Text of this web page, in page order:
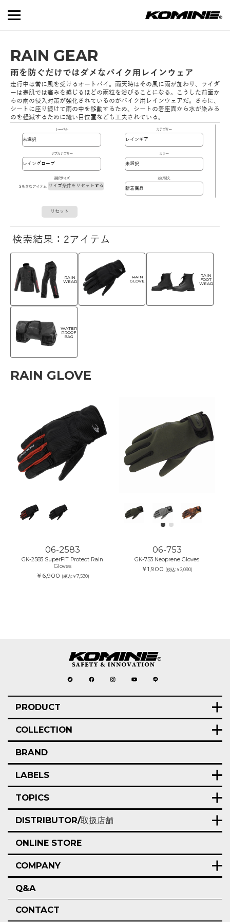
RAIN GEAR
雨を防ぐだけではダメなバイク用レインウェア
走行中は常に風を受けるオートバイ。雨天時はその風に雨が加わり、ライダ
ーは素肌では痛みを感じるほどの雨粒を浴びることになる。こうした前面か
らの雨の侵入対策が強化されているのがバイク用レインウェアだ。さらに、
シートに座り続けて雨の中を移動するため、シートの着座面から水が染みる
のを軽減するために縫い目位置なども工夫されている。
レーベル カテゴリー
サブカテゴリー カラー
選択サイズ
Sを含むアイテム サイズ条件をリセットする
並び替え
リセット
検索結果：2アイテム
RAIN
WEAR
RAIN
GLOVE
RAIN
FOOT
WEAR
WATER
PROOF
BAG
RAIN GLOVE
06-2583
GK-2583 SuperFIT Protect Rain
Gloves
￥6,900 (税込:￥7,590)
06-753
GK-753 Neoprene Gloves
￥1,900 (税込:￥2,090)
PRODUCT
COLLECTION
BRAND
LABELS
TOPICS
DISTRIBUTOR/取扱店舗
ONLINE STORE
COMPANY
Q&A
CONTACT